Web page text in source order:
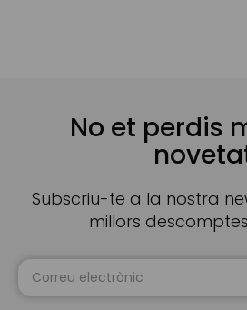
No et perdis
Subscriu-te a la nostra
millors